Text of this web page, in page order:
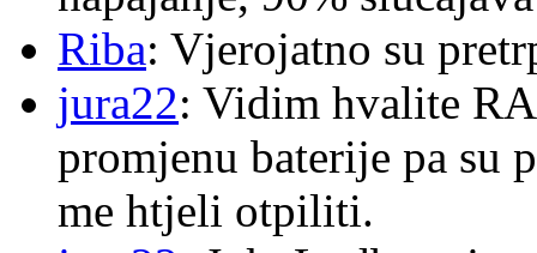
Riba: Vjerojatno su
jura22: Vidim hvalite
promjenu baterije pa su
me htjeli otpiliti.